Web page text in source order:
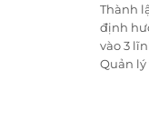
Thành
định
vào 3
Quản lý